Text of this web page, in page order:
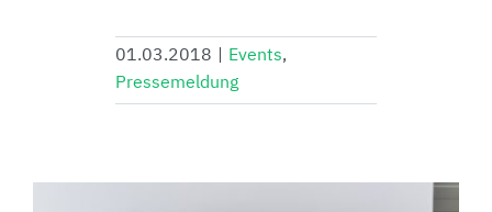
01.03.2018 Events,
Pressemeldung